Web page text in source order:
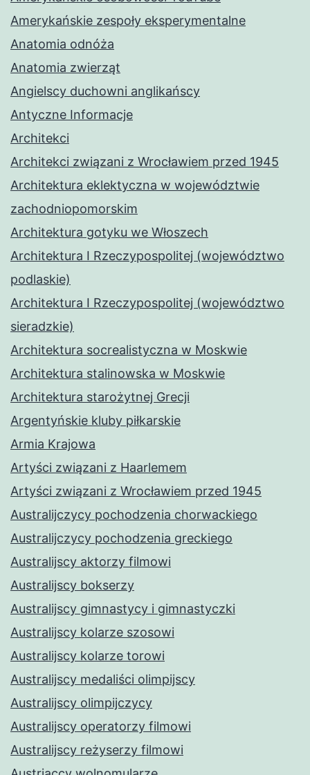
Amerykańskie zespoły eksperymentalne
Anatomia odnóża
Anatomia zwierząt
Angielscy duchowni anglikańscy
Antyczne Informacje
Architekci
Architekci związani z Wrocławiem przed 1945
Architektura eklektyczna w województwie
zachodniopomorskim
Architektura gotyku we Włoszech
Architektura I Rzeczypospolitej (województwo
podlaskie)
Architektura I Rzeczypospolitej (województwo
sieradzkie)
Architektura socrealistyczna w Moskwie
Architektura stalinowska w Moskwie
Architektura starożytnej Grecji
Argentyńskie kluby piłkarskie
Armia Krajowa
Artyści związani z Haarlemem
Artyści związani z Wrocławiem przed 1945
Australijczycy pochodzenia chorwackiego
Australijczycy pochodzenia greckiego
Australijscy aktorzy filmowi
Australijscy bokserzy
Australijscy gimnastycy i gimnastyczki
Australijscy kolarze szosowi
Australijscy kolarze torowi
Australijscy medaliści olimpijscy
Australijscy olimpijczycy
Australijscy operatorzy filmowi
Australijscy reżyserzy filmowi